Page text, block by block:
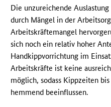
Die unzureichende
durch Mängel in der
Arbeitskräftemangel
sich noch ein relativ hoher
Handkippvorrichtung im
Arbeitskräfte ist keine
möglich, sodass Kippzeiten
hemmend beeinflussen.